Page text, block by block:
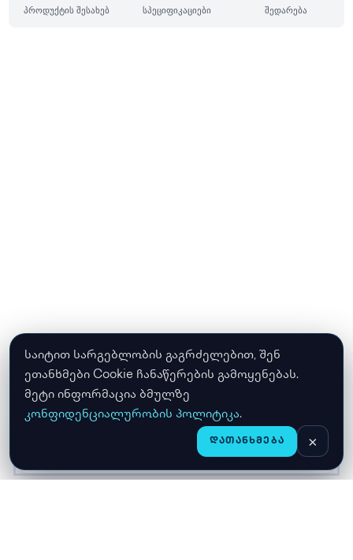
საიტით სარგებლობის გაგრძელებით, შენ
ეთანხმები Cookie ჩანაწერების გამოყენებას.
მეტი ინფორმაცია ბმულზე
კონფიდენციალურობის პოლიტიკა.
ᲓᲐᲗᲐᲜᲮᲛᲔᲑᲐ ×
ᲛᲐᲦᲐᲖᲘᲐ ᲙᲐᲚᲐᲗᲐ